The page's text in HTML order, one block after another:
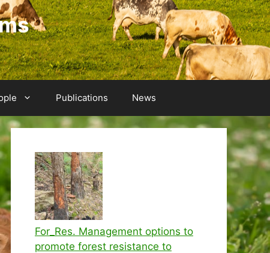
Publications News
For_Res. Management options to
promote forest resistance to